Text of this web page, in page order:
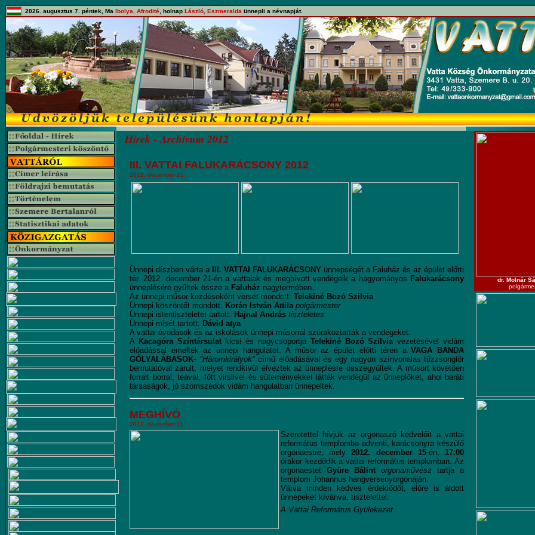
2026. augusztus 7. péntek, Ma Ibolya, Afrodité , holnap László, Eszmeralda ünnepli a névnapját.
Hírek - Archívum 2012
III. VATTAI FALUKARÁCSONY 2012
2012. december 21.
Ünnepi díszben várta a III. VATTAI FALUKARÁCSONY ünnepségét a Faluház és az épület előtti
tér. 2012. december 21-én a vattaiak és meghívott vendégeik a hagyományos Falukarácsony
ünneplésére gyűltek össze a Faluház nagytermében.
Az ünnepi műsor kezdéseként verset mondott: Telekiné Bozó Szilvia
Ünnepi köszöntőt mondott: Korán István Attila polgármester
Ünnepi istentiszteletet tartott: Hajnal András tiszteletes
Ünnepi misét tartott: Dávid atya
A vattai óvodások és az iskolások ünnepi műsorral szórakoztatták a vendégeket.
A Kacagóra Színtársulatkicsi és nagycsoportja Telekiné Bozó Szilviavezetésével vidám
előadással emelték az ünnepi hangulatot. A műsor az épület előtti téren aVAGA BANDA
GÓLYALÁBASOK- "Háromkirályok"című előadásával és egy nagyon színvonalas tűzzsonglőr
bemutatóval zárult, melyet rendkívül élveztek az ünneplésre összegyűltek. A műsort követően
forralt borral, teával, főtt virslivel és süteményekkel látták vendégül az ünneplőket, ahol baráti
társaságok, jó szomszédok vidám hangulatban ünnepeltek.
MEGHÍVÓ
2012. december 11.
Szeretettel hívjuk az orgonaszó kedvelőit a vattai
református templomba adventi, karácsonyra készülő
orgonaestre, mely2012. december 15-én, 17.00
órakor kezdődik a vattai református templomban. Az
orgonaestet Gyüre Bálint orgonaművész tartja a
templom Johannus hangversenyorgonáján.
Várva minden kedves érdeklődőt, előre is áldott
ünnepeket kívánva, tisztelettel:
A Vattai Református Gyülekezet
dr. Molnár